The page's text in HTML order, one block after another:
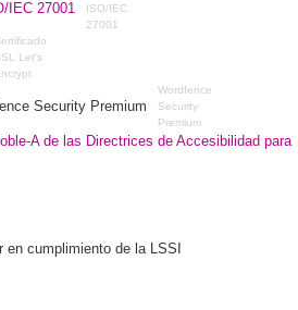
ISO/IEC
27001
Let's
Wordfence
Security
Premium